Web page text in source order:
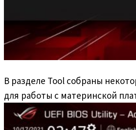
В разделе Tool собраны
для работы с материнской